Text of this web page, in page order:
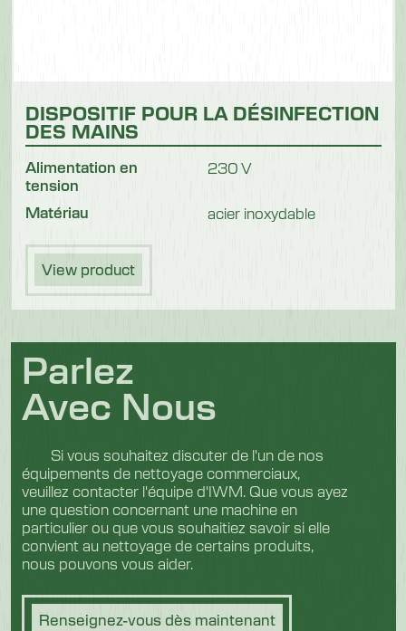
DISPOSITIF POUR LA DÉSINFECTION
DES MAINS
Alimentation en
tension
230 V
Matériau acier inoxydable
View product
Parlez
Avec Nous
Si vous souhaitez discuter de l'un de nos
équipements de nettoyage commerciaux,
veuillez contacter l'équipe d'IWM. Que vous ayez
une question concernant une machine en
particulier ou que vous souhaitiez savoir si elle
convient au nettoyage de certains produits,
nous pouvons vous aider.
Renseignez-vous dès maintenant